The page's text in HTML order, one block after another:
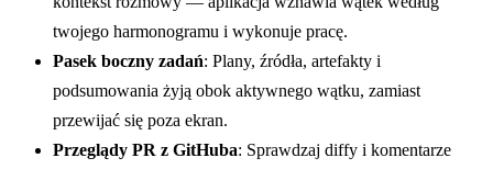
twojego harmonogramu i wykonuje pracę.
Pasek boczny zadań: Plany, źródła, artefakty i
podsumowania żyją obok aktywnego wątku, zamiast
przewijać się poza ekran.
Przeglądy PR z GitHuba: Sprawdzaj diffy i komentarze